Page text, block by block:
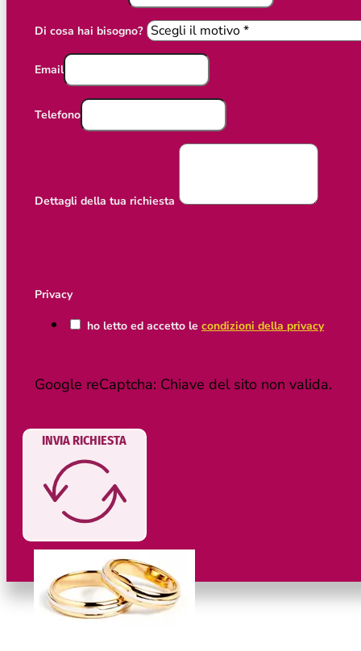
Di cosa hai bisogno?
Email
Telefono
Dettagli della tua richiesta
Privacy
ho letto ed accetto le condizioni della privacy
Google reCaptcha: Chiave del sito non valida.
INVIA RICHIESTA